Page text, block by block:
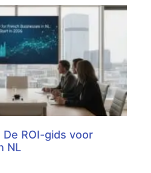
ROI-gids voor
NL